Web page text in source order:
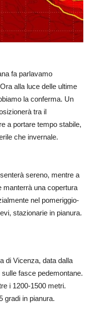
fa parlavamo
alla luce delle ultime
la conferma. Un
tra il
a portare tempo stabile,
che invernale.
sereno, mentre a
manterrà una copertura
nel pomeriggio-
stazionarie in pianura.
di Vicenza, data dalla
fasce pedemontane.
i 1200-1500 metri.
gradi in pianura.